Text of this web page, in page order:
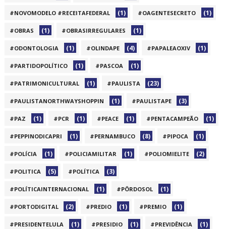
#NOVOMODELO #RECEITAFEDERAL (1) #OAGENTESECRETO (1)
#OBRAS (1) #OBRASIRREGULARES (1)
#ODONTOLOGIA (1) #OLINDAPE (4) #PAPALEAOXIV (1)
#PARTIDOPOLÍTICO (1) #PASCOA (1)
#PATRIMONICULTURAL (1) #PAULISTA (23)
#PAULISTANORTHWAYSHOPPIN (1) #PAULISTAPE (3)
#PAZ (1) #PCR (1) #PEACE (1) #PENTACAMPEÃO (1)
#PEPPINODICAPRI (1) #PERNAMBUCO (8) #PIPOCA (1)
#POLÍCIA (1) #POLICIAMILITAR (1) #POLIOMIELITE (2)
#POLITICA (5) #POLÍTICA (3)
#POLÍTICAINTERNACIONAL (1) #PÔRDOSOL (1)
#PORTODIGITAL (2) #PREDIO (1) #PREMIO (1)
#PRESIDENTELULA (1) #PRESIDIO (1) #PREVIDÊNCIA (1)